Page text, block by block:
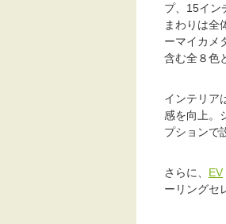
プ、15イン
まわりは全
ーマイカメ
含む全８色
インテリア
感を向上。
プションで
さらに、 EV
ーリングセ